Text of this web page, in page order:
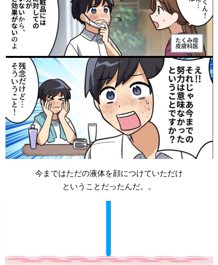
今まではただの液体を顔につけていただけ
ということだったんだ。。